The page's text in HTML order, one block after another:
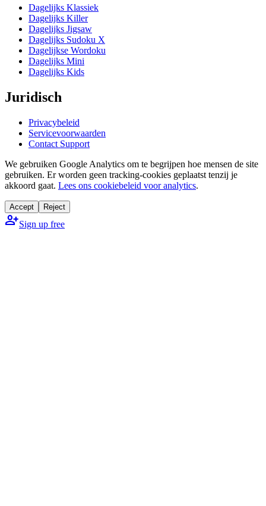
Dagelijks Klassiek
Dagelijks Killer
Dagelijks Jigsaw
Dagelijks Sudoku X
Dagelijkse Wordoku
Dagelijks Mini
Dagelijks Kids
Juridisch
Privacybeleid
Servicevoorwaarden
Contact Support
We gebruiken Google Analytics om te begrijpen hoe mensen de site
gebruiken. Er worden geen tracking-cookies geplaatst tenzij je
akkoord gaat. Lees ons cookiebeleid voor analytics.
Accept Reject
person_addSign up free